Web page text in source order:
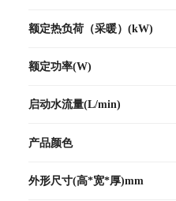
额定热负荷（采暖）(kW)
额定功率(W)
启动水流量(L/min)
产品颜色
外形尺寸(高*宽*厚)mm